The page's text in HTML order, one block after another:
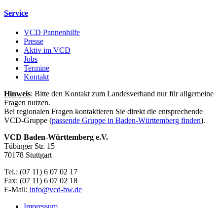
Service
VCD Pannenhilfe
Presse
Aktiv im VCD
Jobs
Termine
Kontakt
Hinweis: Bitte den Kontakt zum Landesverband nur für allgemeine
Fragen nutzen.
Bei regionalen Fragen kontaktieren Sie direkt die entsprechende
VCD-Gruppe (passende Gruppe in Baden-Württemberg finden).
VCD Baden-Württemberg e.V.
Tübinger Str. 15
70178 Stuttgart
Tel.: (07 11) 6 07 02 17
Fax: (07 11) 6 07 02 18
E-Mail: info@vcd-bw.de